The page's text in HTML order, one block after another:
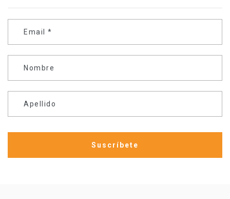
Email *
Nombre
Apellido